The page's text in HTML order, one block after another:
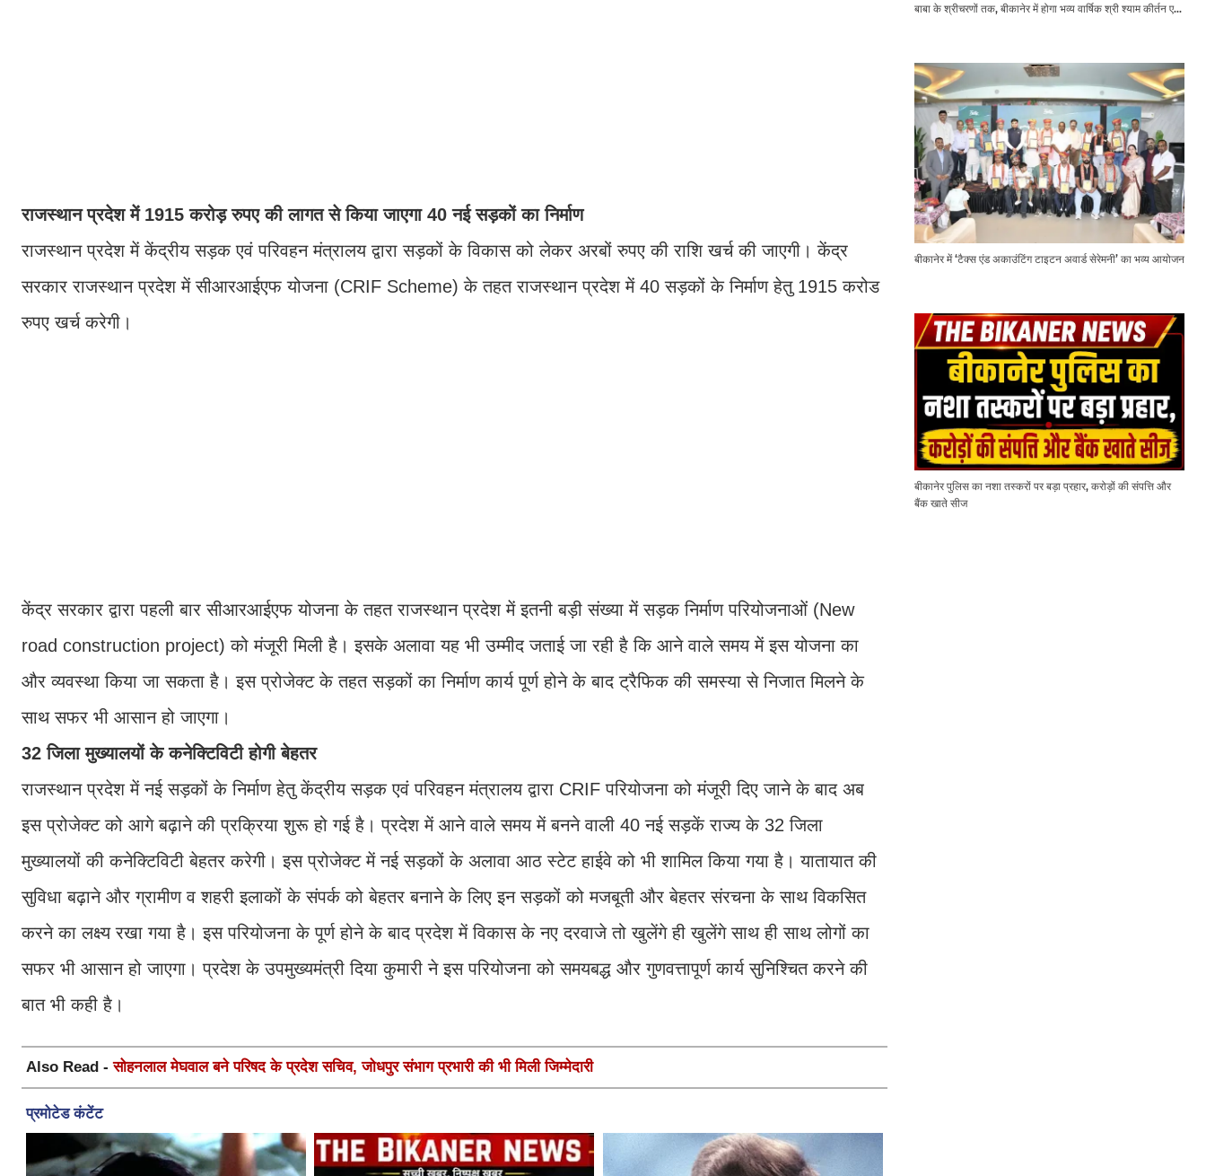
राजस्थान प्रदेश में 1915 करोड़ रुपए की लागत से किया जाएगा 40 नई सड़कों का निर्माण
राजस्थान प्रदेश में केंद्रीय सड़क एवं परिवहन मंत्रालय द्वारा सड़कों के विकास को लेकर अरबों रुपए की राशि खर्च की जाएगी। केंद्र
सरकार राजस्थान प्रदेश में सीआरआईएफ योजना (CRIF Scheme) के तहत राजस्थान प्रदेश में 40 सड़कों के निर्माण हेतु 1915 करोड
रुपए खर्च करेगी।
केंद्र सरकार द्वारा पहली बार सीआरआईएफ योजना के तहत राजस्थान प्रदेश में इतनी बड़ी संख्या में सड़क निर्माण परियोजनाओं (New
road construction project) को मंजूरी मिली है। इसके अलावा यह भी उम्मीद जताई जा रही है कि आने वाले समय में इस योजना का
और व्यवस्था किया जा सकता है। इस प्रोजेक्ट के तहत सड़कों का निर्माण कार्य पूर्ण होने के बाद ट्रैफिक की समस्या से निजात मिलने के
साथ सफर भी आसान हो जाएगा।
32 जिला मुख्यालयों के कनेक्टिविटी होगी बेहतर
राजस्थान प्रदेश में नई सड़कों के निर्माण हेतु केंद्रीय सड़क एवं परिवहन मंत्रालय द्वारा CRIF परियोजना को मंजूरी दिए जाने के बाद अब
इस प्रोजेक्ट को आगे बढ़ाने की प्रक्रिया शुरू हो गई है। प्रदेश में आने वाले समय में बनने वाली 40 नई सड़कें राज्य के 32 जिला
मुख्यालयों की कनेक्टिविटी बेहतर करेगी। इस प्रोजेक्ट में नई सड़कों के अलावा आठ स्टेट हाईवे को भी शामिल किया गया है। यातायात की
सुविधा बढ़ाने और ग्रामीण व शहरी इलाकों के संपर्क को बेहतर बनाने के लिए इन सड़कों को मजबूती और बेहतर संरचना के साथ विकसित
करने का लक्ष्य रखा गया है। इस परियोजना के पूर्ण होने के बाद प्रदेश में विकास के नए दरवाजे तो खुलेंगे ही खुलेंगे साथ ही साथ लोगों का
सफर भी आसान हो जाएगा। प्रदेश के उपमुख्यमंत्री दिया कुमारी ने इस परियोजना को समयबद्ध और गुणवत्तापूर्ण कार्य सुनिश्चित करने की
बात भी कही है।
Also Read -सोहनलाल मेघवाल बने परिषद के प्रदेश सचिव, जोधपुर संभाग प्रभारी की भी मिली जिम्मेदारी
बाबा के श्रीचरणों तक, बीकानेर में होगा भव्य वार्षिक श्री श्याम कीर्तन एवं
बीकानेर में ‘टैक्स एंड अकाउंटिंग टाइटन अवार्ड सेरेमनी’ का भव्य आयोजन
बीकानेर पुलिस का नशा तस्करों पर बड़ा प्रहार, करोड़ों की संपत्ति और
बैंक खाते सीज